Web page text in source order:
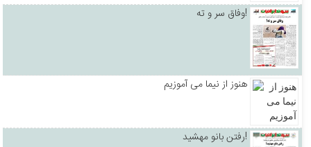
وفاق سر و ته!
هنوز از نیما می آموزیم
رفتن بانو مهشید!